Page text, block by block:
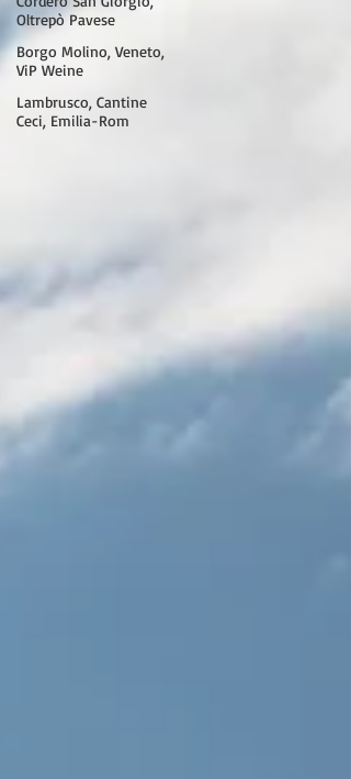
Oltrepò Pavese
Borgo Molino, Veneto,
ViP Weine
Lambrusco, Cantine
Ceci, Emilia-Rom